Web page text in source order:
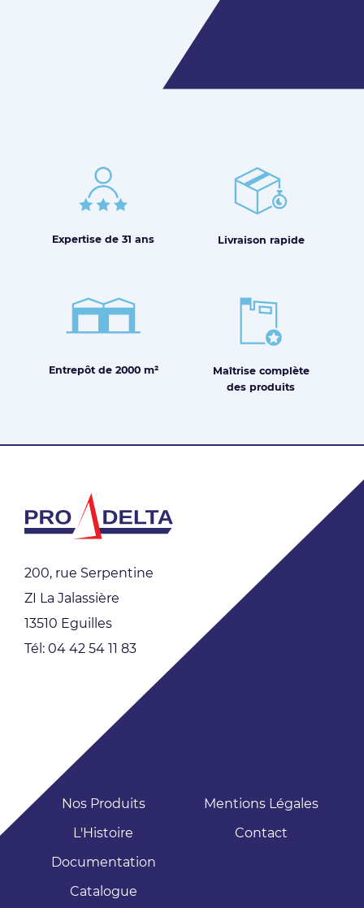
Expertise de 31 ans Livraison rapide
Entrepôt de 2000 m² Maîtrisecomplète
des produits
200, rue Serpentine
ZI La Jalassière
13510 Eguilles
Tél: 04 42 54 11 83
Nos Produits
L'Histoire
Documentation
Catalogue
Mentions Légales
Contact